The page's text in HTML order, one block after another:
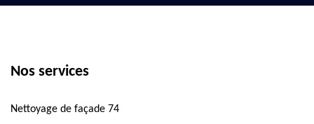
Nos services
Nettoyage de façade 74